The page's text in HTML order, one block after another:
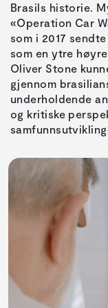
Brasils historie.
«Operation Car
som i 2017
som en ytre
Oliver Stone
gjennom
underholdende
og kritiske